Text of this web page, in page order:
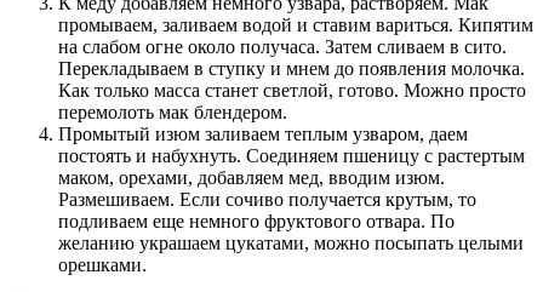
промываем, заливаем водой и ставим вариться. Кипятим
на слабом огне около получаса. Затем сливаем в сито.
Перекладываем в ступку и мнем до появления молочка.
Как только масса станет светлой, готово. Можно просто
перемолоть мак блендером.
Промытый изюм заливаем теплым узваром, даем
постоять и набухнуть. Соединяем пшеницу с растертым
маком, орехами, добавляем мед, вводим изюм.
Размешиваем. Если сочиво получается крутым, то
подливаем еще немного фруктового отвара. По
желанию украшаем цукатами, можно посыпать целыми
орешками.